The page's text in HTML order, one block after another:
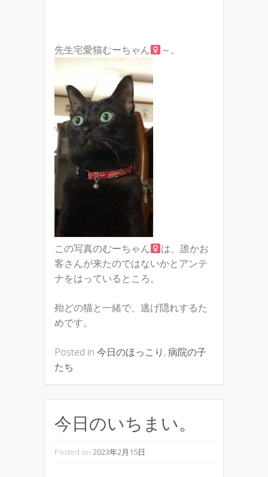
先生宅愛猫むーちゃん ～。
この写真のむーちゃん
は、誰かお
客さんが来たのではないかとアンテ
ナをはっているところ。
殆どの猫と一緒で、逃げ隠れするた
めです。
Posted in 今日のほっこり ,病院の子
たち
今日のいちまい。
Posted on 2023年2月15日